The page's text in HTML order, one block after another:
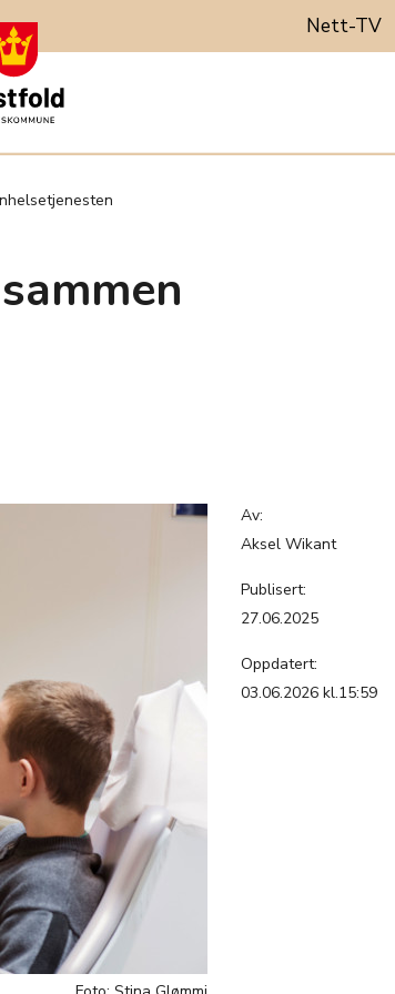
Nett-TV
Av:
Aksel Wikant
Publisert:
27.06.2025
Oppdatert:
03.06.2026 kl.15:59